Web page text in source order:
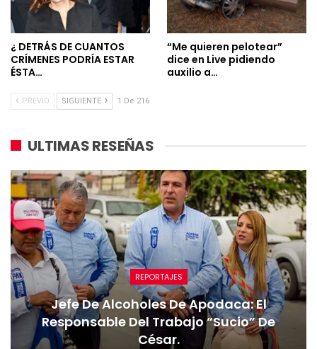
¿ DETRÁS DE CUANTOS
CRÍMENES PODRÍA ESTAR
ÉSTA…
“Me quieren pelotear”
dice en Live pidiendo
auxilio a…
PREVIO SIGUIENTE 1 De 216
ULTIMAS RESEÑAS
REPORTAJES
Jefe De Alcoholes De Apodaca: El
Responsable Del Trabajo “sucio” De
César.